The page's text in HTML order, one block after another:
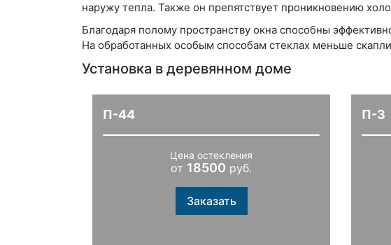
наружу тепла. Также он препятствует проникновению
Благодаря полому пространству окна способны
На обработанных особым способам стеклах меньше
Установка в деревянном доме
П-44
Цена остекления
от 18500 руб.
Заказать
П-3